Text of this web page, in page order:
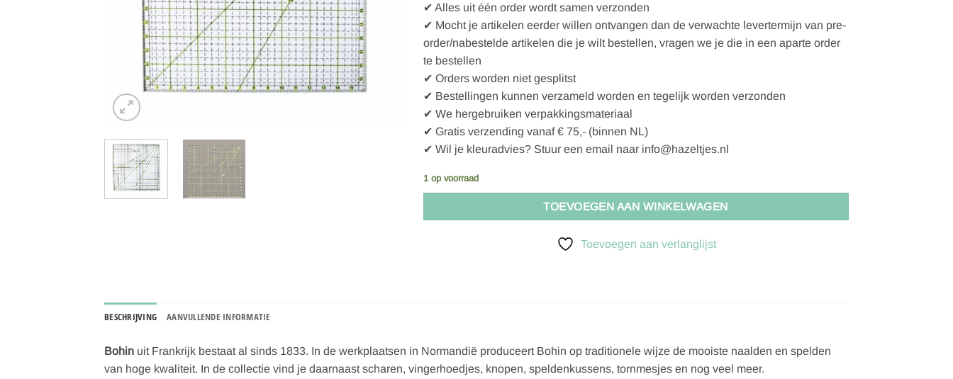
✔ Alles uit één order wordt samen verzonden
✔ Mocht je artikelen eerder willen ontvangen dan de verwachte levertermijn van pre-
order/nabestelde artikelen die je wilt bestellen, vragen we je die in een aparte order
te bestellen
✔ Orders worden niet gesplitst
✔ Bestellingen kunnen verzameld worden en tegelijk worden verzonden
✔ We hergebruiken verpakkingsmateriaal
✔ Gratis verzending vanaf € 75,- (binnen NL)
✔ Wil je kleuradvies? Stuur een email naar info@hazeltjes.nl
1 op voorraad
TOEVOEGEN AAN WINKELWAGEN
Toevoegen aan verlanglijst
BESCHRIJVING AANVULLENDE INFORMATIE
Bohin uit Frankrijk bestaat al sinds 1833. In de werkplaatsen in Normandië produceert Bohin op traditionele wijze de mooiste naalden en spelden
van hoge kwaliteit. In de collectie vind je daarnaast scharen, vingerhoedjes, knopen, speldenkussens, tornmesjes en nog veel meer.